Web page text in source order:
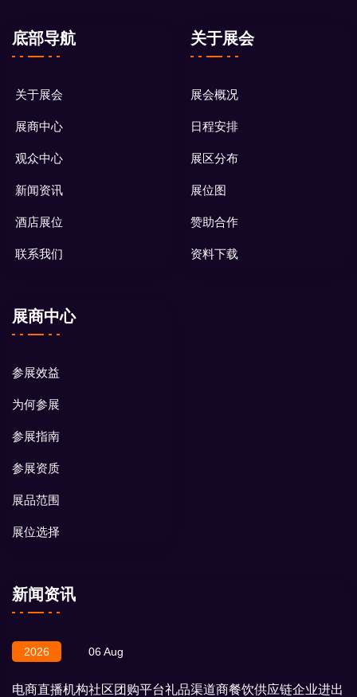
底部导航
关于展会
展商中心
观众中心
新闻资讯
酒店展位
联系我们
关于展会
展会概况
日程安排
展区分布
展位图
赞助合作
资料下载
展商中心
参展效益
为何参展
参展指南
参展资质
展品范围
展位选择
新闻资讯
2026 06 Aug
电商直播机构社区团购平台礼品渠道商餐饮供应链企业进出